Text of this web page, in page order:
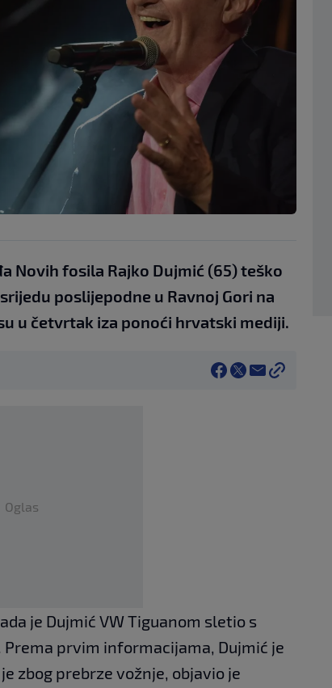
Novih fosila Rajko Dujmić (65) teško
poslijepodne u Ravnoj Gori na
u četvrtak iza ponoći hrvatski mediji.
Oglas
je Dujmić VW Tiguanom sletio s
prvim informacijama, Dujmić je
zbog prebrze vožnje, objavio je